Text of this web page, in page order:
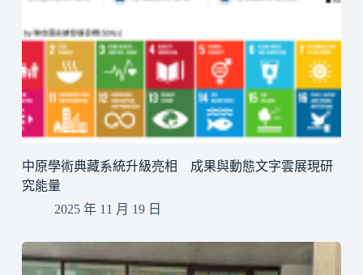
中原學術典藏系統升級亮相 成果與動態文字雲展現研
究能量
2025 年 11 月 19 日